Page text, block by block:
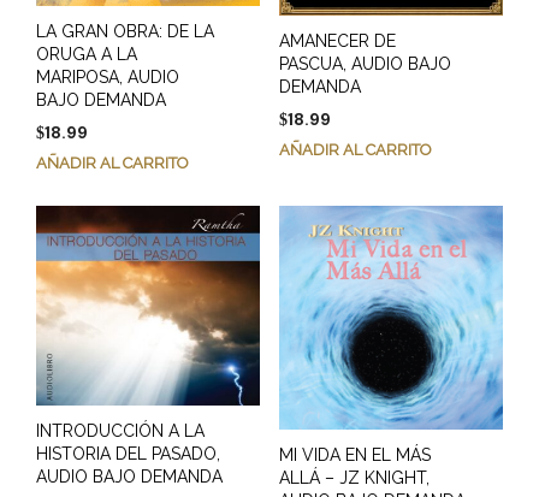
LA GRAN OBRA: DE LA
ORUGA A LA
MARIPOSA, AUDIO
BAJO DEMANDA
$18.99
AÑADIR AL CARRITO
AMANECER DE
PASCUA, AUDIO BAJO
DEMANDA
$18.99
AÑADIR AL CARRITO
INTRODUCCIÓN A LA
HISTORIA DEL PASADO,
AUDIO BAJO DEMANDA
MI VIDA EN EL MÁS
ALLÁ – JZ KNIGHT,